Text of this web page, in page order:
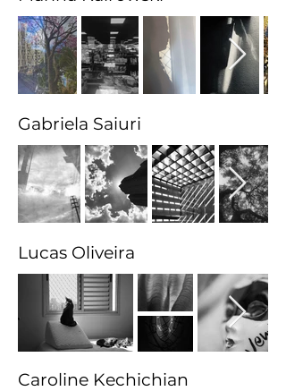
Gabriela Saiuri
Lucas Oliveira
Caroline Kechichian